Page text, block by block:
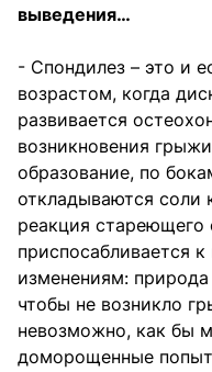
выведения…
- Спондилез – это и
возрастом, когда
развивается
возникновения
образование, по
откладываются соли
реакция стареющего
приспосабливается
изменениям:
чтобы не возникло
невозможно, как бы
доморощенные